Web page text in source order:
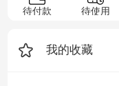
待付款 待使用
我的收藏